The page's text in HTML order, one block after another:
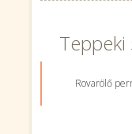
Teppeki
Rovarölő